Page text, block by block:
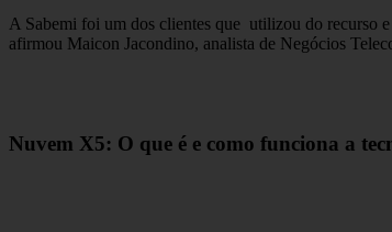
A Sabemi foi um dos clientes que utilizou do recurso
afirmou Maicon Jacondino, analista de Negócios
Nuvem X5: O que é e como funciona a